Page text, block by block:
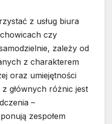
z usług biura
czy
zależy od
z charakterem
oraz umiejętności
z głównych różnic jest
–
zespołem